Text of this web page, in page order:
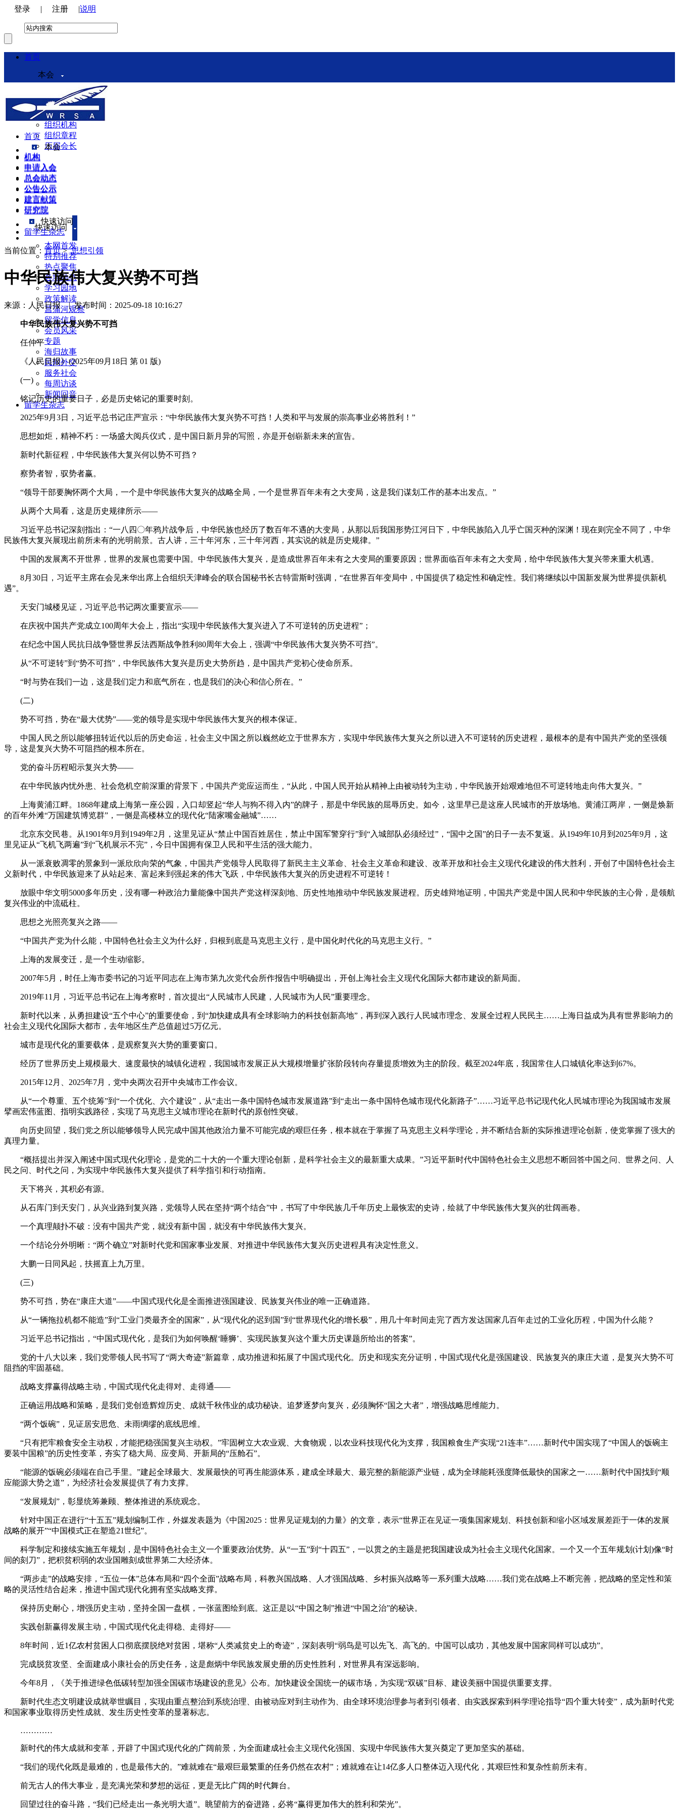
登录 | 注册 |说明
首页
本会
本会介绍
领导机构
理事会
组织机构
组织章程
历届会长
机构
申请入会
总会动态
公告公示
建言献策
研究院
快速访问
本网首发
特别推荐
热点聚焦
各地动态
学习园地
政策解读
菖蒲河观察
留学信息
会员风采
专题
海归故事
民间外交
服务社会
每周访谈
新闻回音
留学生杂志
首页
本会
机构
申请入会
总会动态
公告公示
建言献策
研究院
快速访问
留学生杂志
当前位置： 首页>思想引领
中华民族伟大复兴势不可挡
来源：人民日报 |发布时间：2025-09-18 10:16:27
中华民族伟大复兴势不可挡
任仲平
《人民日报》(2025年09月18日 第 01 版)
(一)
铭记历史的重要日子，必是历史铭记的重要时刻。
2025年9月3日，习近平总书记庄严宣示：“中华民族伟大复兴势不可挡！人类和平与发展的崇高事业必将胜利！”
思想如炬，精神不朽：一场盛大阅兵仪式，是中国日新月异的写照，亦是开创崭新未来的宣告。
新时代新征程，中华民族伟大复兴何以势不可挡？
察势者智，驭势者赢。
“领导干部要胸怀两个大局，一个是中华民族伟大复兴的战略全局，一个是世界百年未有之大变局，这是我们谋划工作的基本出发点。”
从两个大局看，这是历史规律所示——
习近平总书记深刻指出：“一八四〇年鸦片战争后，中华民族也经历了数百年不遇的大变局，从那以后我国形势江河日下，中华民族陷入几乎亡国灭种的深渊！现在则完全不同了，中华
民族伟大复兴展现出前所未有的光明前景。古人讲，三十年河东，三十年河西，其实说的就是历史规律。”
中国的发展离不开世界，世界的发展也需要中国。中华民族伟大复兴，是造成世界百年未有之大变局的重要原因；世界面临百年未有之大变局，给中华民族伟大复兴带来重大机遇。
8月30日，习近平主席在会见来华出席上合组织天津峰会的联合国秘书长古特雷斯时强调，“在世界百年变局中，中国提供了稳定性和确定性。我们将继续以中国新发展为世界提供新机
遇”。
天安门城楼见证，习近平总书记两次重要宣示——
在庆祝中国共产党成立100周年大会上，指出“实现中华民族伟大复兴进入了不可逆转的历史进程”；
在纪念中国人民抗日战争暨世界反法西斯战争胜利80周年大会上，强调“中华民族伟大复兴势不可挡”。
从“不可逆转”到“势不可挡”，中华民族伟大复兴是历史大势所趋，是中国共产党初心使命所系。
“时与势在我们一边，这是我们定力和底气所在，也是我们的决心和信心所在。”
(二)
势不可挡，势在“最大优势”——党的领导是实现中华民族伟大复兴的根本保证。
中国人民之所以能够扭转近代以后的历史命运，社会主义中国之所以巍然屹立于世界东方，实现中华民族伟大复兴之所以进入不可逆转的历史进程，最根本的是有中国共产党的坚强领
导，这是复兴大势不可阻挡的根本所在。
党的奋斗历程昭示复兴大势——
在中华民族内忧外患、社会危机空前深重的背景下，中国共产党应运而生，“从此，中国人民开始从精神上由被动转为主动，中华民族开始艰难地但不可逆转地走向伟大复兴。”
上海黄浦江畔。1868年建成上海第一座公园，入口却竖起“华人与狗不得入内”的牌子，那是中华民族的屈辱历史。如今，这里早已是这座人民城市的开放场地。黄浦江两岸，一侧是焕新
的百年外滩“万国建筑博览群”，一侧是高楼林立的现代化“陆家嘴金融城”……
北京东交民巷。从1901年9月到1949年2月，这里见证从“禁止中国百姓居住，禁止中国军警穿行”到“入城部队必须经过”，“国中之国”的日子一去不复返。从1949年10月到2025年9月，这
里见证从“飞机飞两遍”到“飞机展示不完”，今日中国拥有保卫人民和平生活的强大能力。
从一派衰败凋零的景象到一派欣欣向荣的气象，中国共产党领导人民取得了新民主主义革命、社会主义革命和建设、改革开放和社会主义现代化建设的伟大胜利，开创了中国特色社会主
义新时代，中华民族迎来了从站起来、富起来到强起来的伟大飞跃，中华民族伟大复兴的历史进程不可逆转！
放眼中华文明5000多年历史，没有哪一种政治力量能像中国共产党这样深刻地、历史性地推动中华民族发展进程。历史雄辩地证明，中国共产党是中国人民和中华民族的主心骨，是领航
复兴伟业的中流砥柱。
思想之光照亮复兴之路——
“中国共产党为什么能，中国特色社会主义为什么好，归根到底是马克思主义行，是中国化时代化的马克思主义行。”
上海的发展变迁，是一个生动缩影。
2007年5月，时任上海市委书记的习近平同志在上海市第九次党代会所作报告中明确提出，开创上海社会主义现代化国际大都市建设的新局面。
2019年11月，习近平总书记在上海考察时，首次提出“人民城市人民建，人民城市为人民”重要理念。
新时代以来，从勇担建设“五个中心”的重要使命，到“加快建成具有全球影响力的科技创新高地”，再到深入践行人民城市理念、发展全过程人民民主……上海日益成为具有世界影响力的
社会主义现代化国际大都市，去年地区生产总值超过5万亿元。
城市是现代化的重要载体，是观察复兴大势的重要窗口。
经历了世界历史上规模最大、速度最快的城镇化进程，我国城市发展正从大规模增量扩张阶段转向存量提质增效为主的阶段。截至2024年底，我国常住人口城镇化率达到67%。
2015年12月、2025年7月，党中央两次召开中央城市工作会议。
从“一个尊重、五个统筹”到“一个优化、六个建设”，从“走出一条中国特色城市发展道路”到“走出一条中国特色城市现代化新路子”……习近平总书记现代化人民城市理论为我国城市发展
擘画宏伟蓝图、指明实践路径，实现了马克思主义城市理论在新时代的原创性突破。
向历史回望，我们党之所以能够领导人民完成中国其他政治力量不可能完成的艰巨任务，根本就在于掌握了马克思主义科学理论，并不断结合新的实际推进理论创新，使党掌握了强大的
真理力量。
“概括提出并深入阐述中国式现代化理论，是党的二十大的一个重大理论创新，是科学社会主义的最新重大成果。”习近平新时代中国特色社会主义思想不断回答中国之问、世界之问、人
民之问、时代之问，为实现中华民族伟大复兴提供了科学指引和行动指南。
天下将兴，其积必有源。
从石库门到天安门，从兴业路到复兴路，党领导人民在坚持“两个结合”中，书写了中华民族几千年历史上最恢宏的史诗，绘就了中华民族伟大复兴的壮阔画卷。
一个真理颠扑不破：没有中国共产党，就没有新中国，就没有中华民族伟大复兴。
一个结论分外明晰：“两个确立”对新时代党和国家事业发展、对推进中华民族伟大复兴历史进程具有决定性意义。
大鹏一日同风起，扶摇直上九万里。
(三)
势不可挡，势在“康庄大道”——中国式现代化是全面推进强国建设、民族复兴伟业的唯一正确道路。
从“一辆拖拉机都不能造”到“工业门类最齐全的国家”，从“现代化的迟到国”到“世界现代化的增长极”，用几十年时间走完了西方发达国家几百年走过的工业化历程，中国为什么能？
习近平总书记指出，“中国式现代化，是我们为如何唤醒‘睡狮’、实现民族复兴这个重大历史课题所给出的答案”。
党的十八大以来，我们党带领人民书写了“两大奇迹”新篇章，成功推进和拓展了中国式现代化。历史和现实充分证明，中国式现代化是强国建设、民族复兴的康庄大道，是复兴大势不可
阻挡的牢固基础。
战略支撑赢得战略主动，中国式现代化走得对、走得通——
正确运用战略和策略，是我们党创造辉煌历史、成就千秋伟业的成功秘诀。追梦逐梦向复兴，必须胸怀“国之大者”，增强战略思维能力。
“两个饭碗”，见证居安思危、未雨绸缪的底线思维。
“只有把牢粮食安全主动权，才能把稳强国复兴主动权。”牢固树立大农业观、大食物观，以农业科技现代化为支撑，我国粮食生产实现“21连丰”……新时代中国实现了“中国人的饭碗主
要装中国粮”的历史性变革，夯实了稳大局、应变局、开新局的“压舱石”。
“能源的饭碗必须端在自己手里。”建起全球最大、发展最快的可再生能源体系，建成全球最大、最完整的新能源产业链，成为全球能耗强度降低最快的国家之一……新时代中国找到“顺
应能源大势之道”，为经济社会发展提供了有力支撑。
“发展规划”，彰显统筹兼顾、整体推进的系统观念。
针对中国正在进行“十五五”规划编制工作，外媒发表题为《中国2025：世界见证规划的力量》的文章，表示“世界正在见证一项集国家规划、科技创新和缩小区域发展差距于一体的发展
战略的展开”“中国模式正在塑造21世纪”。
科学制定和接续实施五年规划，是中国特色社会主义一个重要政治优势。从“一五”到“十四五”，一以贯之的主题是把我国建设成为社会主义现代化国家。一个又一个五年规划(计划)像“时
间的刻刀”，把积贫积弱的农业国雕刻成世界第二大经济体。
“两步走”的战略安排，“五位一体”总体布局和“四个全面”战略布局，科教兴国战略、人才强国战略、乡村振兴战略等一系列重大战略……我们党在战略上不断完善，把战略的坚定性和策
略的灵活性结合起来，推进中国式现代化拥有坚实战略支撑。
保持历史耐心，增强历史主动，坚持全国一盘棋，一张蓝图绘到底。这正是以“中国之制”推进“中国之治”的秘诀。
实践创新赢得发展主动，中国式现代化走得稳、走得好——
8年时间，近1亿农村贫困人口彻底摆脱绝对贫困，堪称“人类减贫史上的奇迹”，深刻表明“弱鸟是可以先飞、高飞的。中国可以成功，其他发展中国家同样可以成功”。
完成脱贫攻坚、全面建成小康社会的历史任务，这是彪炳中华民族发展史册的历史性胜利，对世界具有深远影响。
今年8月，《关于推进绿色低碳转型加强全国碳市场建设的意见》公布。加快建设全国统一的碳市场，为实现“双碳”目标、建设美丽中国提供重要支撑。
新时代生态文明建设成就举世瞩目，实现由重点整治到系统治理、由被动应对到主动作为、由全球环境治理参与者到引领者、由实践探索到科学理论指导“四个重大转变”，成为新时代党
和国家事业取得历史性成就、发生历史性变革的显著标志。
…………
新时代的伟大成就和变革，开辟了中国式现代化的广阔前景，为全面建成社会主义现代化强国、实现中华民族伟大复兴奠定了更加坚实的基础。
“我们的现代化既是最难的，也是最伟大的。”难就难在“最艰巨最繁重的任务仍然在农村”；难就难在让14亿多人口整体迈入现代化，其艰巨性和复杂性前所未有。
前无古人的伟大事业，是充满光荣和梦想的远征，更是无比广阔的时代舞台。
回望过往的奋斗路，“我们已经走出一条光明大道”。眺望前方的奋进路，必将“赢得更加伟大的胜利和荣光”。